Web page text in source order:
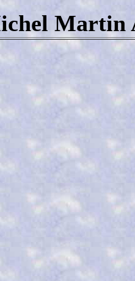
Martin